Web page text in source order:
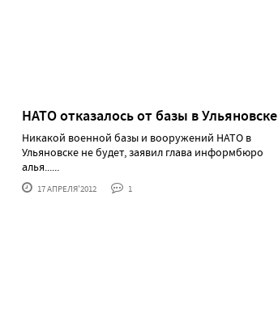
НАТО отказалось от базы в Ульяновске
Никакой военной базы и вооружений НАТО в
Ульяновске не будет, заявил глава информбюро
алья......
17 АПРЕЛЯ'2012 1